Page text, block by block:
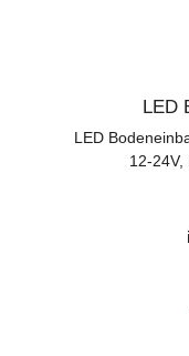
LED
LED
12-24V,